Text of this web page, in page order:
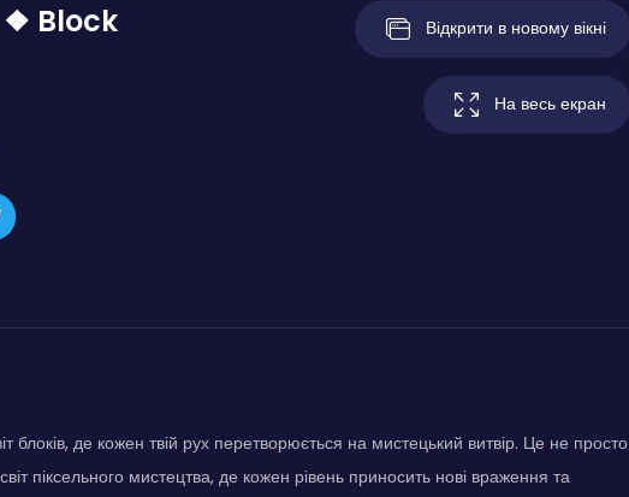
❖ Block
Відкрити в новому вікні
На весь екран
де кожен твій рух перетворюється на мистецький витвір. Це не просто
піксельного мистецтва, де кожен рівень приносить нові враження та